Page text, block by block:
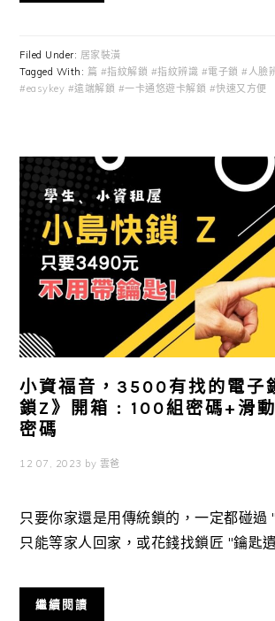
Filed Under: 居家裝潢
Tagged With: 篇 #指紋解鎖 #指紋辨識 #電子鎖 #人臉
#easykey #遠端解鎖 #一卡通悠遊卡解鎖 #快速又方便
小資福音，3500有找的電子
鎖Z》開箱 : 100組密碼+滑
密碼
12 07, 2023 by 雲爸
只要你家還是用傳統鎖的，一定都碰過
只能等家人回家，或花錢找鎖匠 "鑰匙遺
繼續閱讀